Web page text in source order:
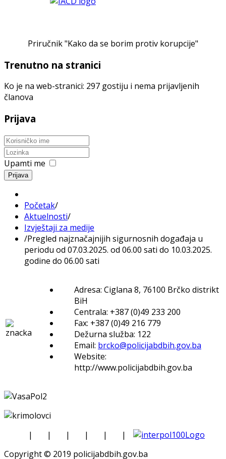
Priručnik "Kako da se borim protiv korupcije"
Trenutno na stranici
Ko je na web-stranici: 297 gostiju i nema prijavljenih
članova
Prijava
Upamti me
Prijava
Početak/
Aktuelnosti/
Izvještaji za medije
/Pregled najznačajnijih sigurnosnih događaja u
periodu od 07.03.2025. od 06.00 sati do 10.03.2025.
godine do 06.00 sati
Adresa: Ciglana 8, 76100 Brčko distrikt
BiH
Centrala: +387 (0)49 233 200
Fax: +387 (0)49 216 779
Dežurna služba: 122
Email: brcko@policijabdbih.gov.ba
Website:
http://www.policijabdbih.gov.ba
| | | | |
|
Copyright © 2019 policijabdbih.gov.ba